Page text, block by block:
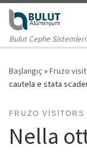
Skip to content
Bulut Cephe Sistemleri
Başlangıç »Fruzo
cautela e stata
FRUZO VISITORS
Nella